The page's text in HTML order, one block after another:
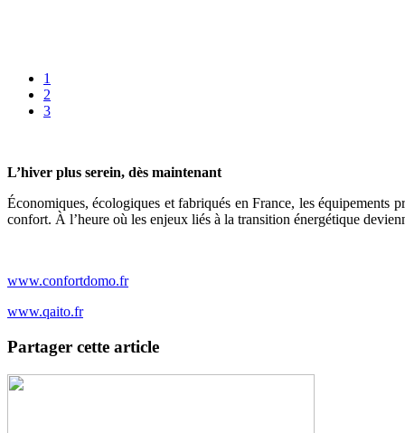
1
2
3
L’hiver plus serein, dès maintenant
Économiques, écologiques et fabriqués en France, les équipements
confort. À l’heure où les enjeux liés à la transition énergétique
www.confortdomo.fr
www.qaito.fr
Partager cette article